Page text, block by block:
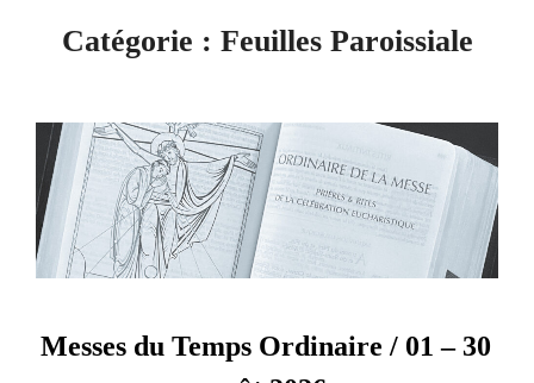
Catégorie : Feuilles Paroissiale
Messes du Temps Ordinaire / 01 – 30